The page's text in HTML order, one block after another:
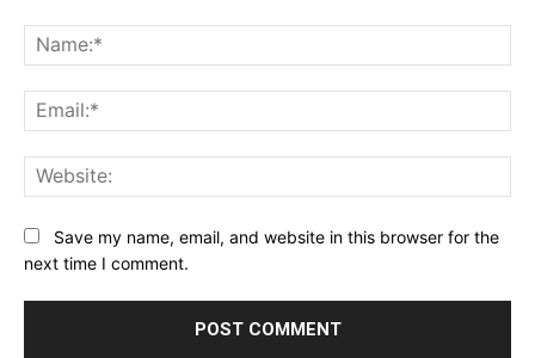
Save my name, email, and website in this browser for the
next time I comment.